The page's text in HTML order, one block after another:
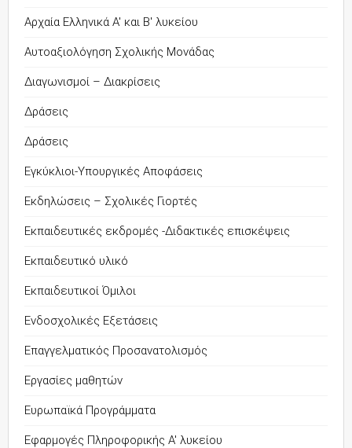
Αρχαία Ελληνικά Α' και Β' λυκείου
Αυτοαξιολόγηση Σχολικής Μονάδας
Διαγωνισμοί – Διακρίσεις
Δράσεις
Δράσεις
Εγκύκλιοι-Υπουργικές Αποφάσεις
Εκδηλώσεις – Σχολικές Γιορτές
Εκπαιδευτικές εκδρομές -Διδακτικές επισκέψεις
Εκπαιδευτικό υλικό
Εκπαιδευτικοί Όμιλοι
Ενδοσχολικές Εξετάσεις
Επαγγελματικός Προσανατολισμός
Εργασίες μαθητών
Ευρωπαϊκά Προγράμματα
Εφαρμογές Πληροφορικής Α' λυκείου